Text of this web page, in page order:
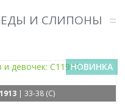
И СЛИПОНЫ
НОВИНКА
| 33-38 (C)